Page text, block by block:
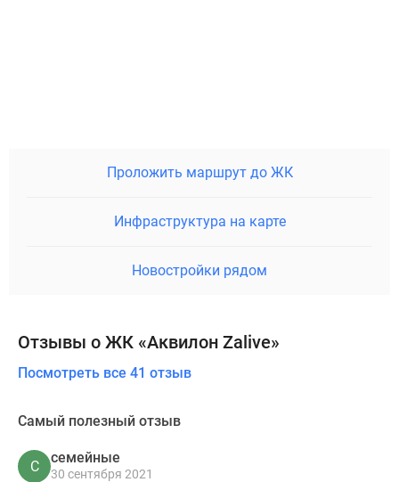
Проложить маршрут до ЖК
Инфраструктура на карте
Новостройки рядом
Отзывы о ЖК «Аквилон Zalive»
Посмотреть все 41 отзыв
Самый полезный отзыв
С
семейные
30 сентября 2021